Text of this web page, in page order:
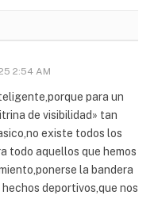
2:54 AM
para un
de visibilidad» tan
existe todos los
todo aquellos que hemos
la bandera
deportivos,que nos